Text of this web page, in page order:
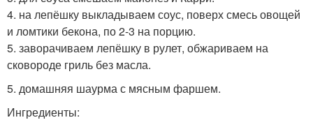
4. на лепёшку выкладываем соус, поверх смесь овощей
и ломтики бекона, по 2-3 на порцию.
5. заворачиваем лепёшку в рулет, обжариваем на
сковороде гриль без масла.
5. домашняя шаурма с мясным фаршем.
Ингредиенты: